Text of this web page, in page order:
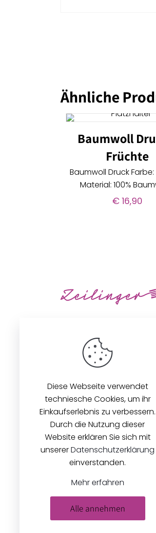
Ähnliche
Baumwoll
Früchte
Baumwoll Druck
Material: 100%
€16,90
Unseren Betrieb in der
gibt es seit 1896. Wir
Stoffen und Zubehör an.
© 2026Zeilinger Stoffe .
Diese Webseite verwendet
techniesche Cookies, um ihr
Einkaufserlebnis zu verbessern.
Durch die Nutzung dieser
Website erklären Sie sich mit
unsererDatenschutzerklärung
einverstanden.
Mehr erfahren
Alle annehmen